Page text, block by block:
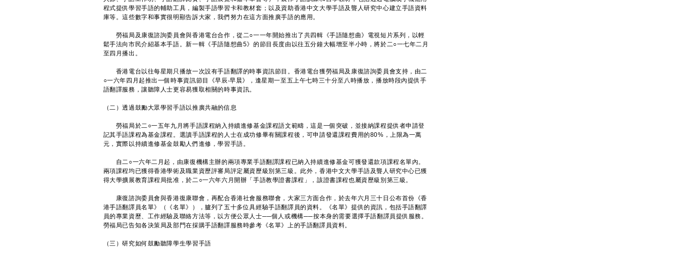
程式提供學習手語的輔助工具，編製手語學習卡和教材套；以及資助香港中文大學手語及聾人研究中心建立手語資料
庫等。這些數字和事實很明顯告訴大家，我們努力在這方面推廣手語的應用。
勞福局及康復諮詢委員會與香港電台合作，從二○一一年開始推出了共四輯《手語隨想曲》電視短片系列，以輕
鬆手法向市民介紹基本手語。新一輯《手語隨想曲5》的節目長度由以往五分鐘大幅增至半小時，將於二○一七年二月
至四月播出。
香港電台以往每星期只播放一次設有手語翻譯的時事資訊節目。香港電台獲勞福局及康復諮詢委員會支持，由二
○一六年四月起推出一個時事資訊節目《早辰‧早晨》，逢星期一至五上午七時三十分至八時播放，播放時段內提供手
語翻譯服務，讓聽障人士更容易獲取相關的時事資訊。
（二）透過鼓勵大眾學習手語以推廣共融的信息
勞福局於二○一五年九月將手語課程納入持續進修基金課程語文範疇，這是一個突破，並接納課程提供者申請登
記其手語課程為基金課程。選讀手語課程的人士在成功修畢有關課程後，可申請發還課程費用的80%，上限為一萬
元，實際以持續進修基金鼓勵人們進修，學習手語。
自二○一六年二月起，由康復機構主辦的兩項專業手語翻譯課程已納入持續進修基金可獲發還款項課程名單內。
兩項課程均已獲得香港學術及職業資歷評審局評定屬資歷級別第三級。此外，香港中文大學手語及聾人研究中心已獲
得大學擴展教育課程局批准，於二○一六年六月開辦「手語教學證書課程」，該證書課程也屬資歷級別第三級。
康復諮詢委員會與香港復康聯會，再配合香港社會服務聯會，大家三方面合作，於去年六月三十日公布首份《香
港手語翻譯員名單》（《名單》），臚列了五十多位具經驗手語翻譯員的資料。《名單》提供的資訊，包括手語翻譯
員的專業資歷、工作經驗及聯絡方法等，以方便公眾人士──個人或機構──按本身的需要選擇手語翻譯員提供服務。
勞福局已告知各決策局及部門在採購手語翻譯服務時參考《名單》上的手語翻譯員資料。
（三）研究如何鼓勵聽障學生學習手語